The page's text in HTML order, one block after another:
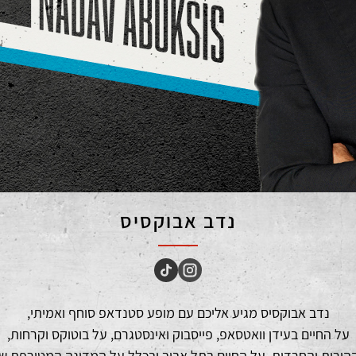
נדב אבוקסיס
נדב אבוקסיס מגיע אליכם עם מופע סטנדאפ סוחף ואמיתי,
על החיים בעידן וואטסאפ, פייסבוק ואינסטגרם, על בוטוקס וקרחות,